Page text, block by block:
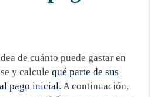
de cuánto puede gastar en
y calcule qué parte de sus
pago inicial. A continuación,